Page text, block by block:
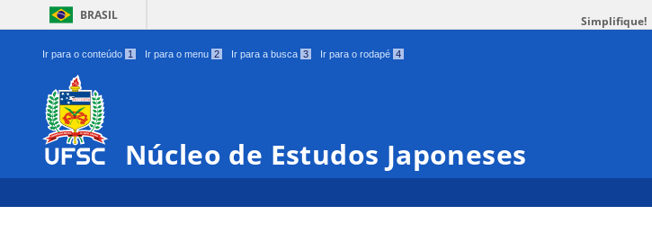
BRASIL Simplifique!
Ir para o conteúdo 1 Ir para o menu 2 Ir para a busca 3 Ir para o rodapé 4
Núcleo de Estudos Japoneses